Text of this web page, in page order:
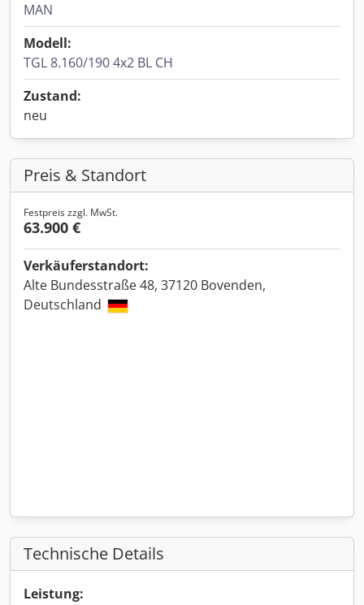
MAN
Modell:
TGL 8.160/190 4x2 BL CH
Zustand:
neu
Preis & Standort
Festpreis zzgl. MwSt.
63.900 €
Verkäuferstandort:
Alte Bundesstraße 48, 37120 Bovenden,
Deutschland
Technische Details
Leistung: